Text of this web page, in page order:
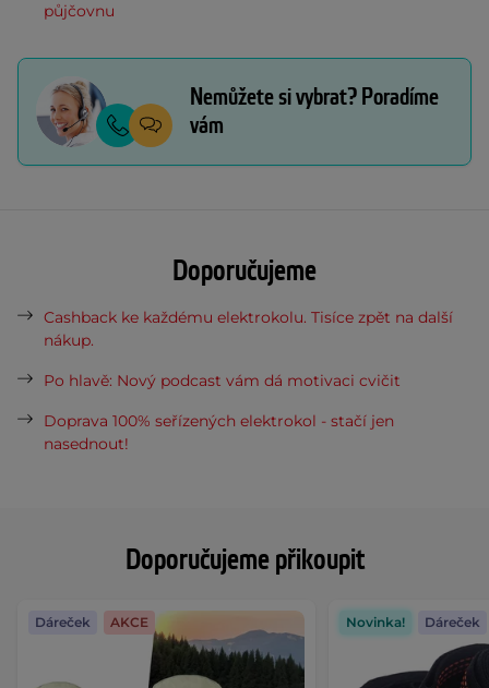
Doporučujeme přikoupit
Dáreček AKCE Novinka! Dáreček
půjčovnu
Nemůžete si vybrat? Poradíme
vám
Doporučujeme
Cashback ke každému elektrokolu. Tisíce zpět na další
nákup.
Po hlavě: Nový podcast vám dá motivaci cvičit
Doprava 100% seřízených elektrokol - stačí jen
nasednout!